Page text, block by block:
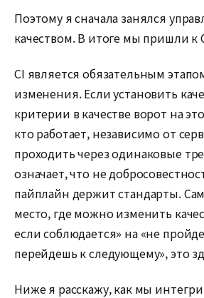
Поэтому я сначала занялся
качеством. В итоге мы пришли к
CI является обязательным
изменения. Если установить
критерии в качестве ворот на
кто работает, независимо от
проходить через одинаковые
означает, что не
пайплайн держит стандарты.
место, где можно изменить
если соблюдается» на «не
перейдешь к следующему», это
Ниже я расскажу, как мы